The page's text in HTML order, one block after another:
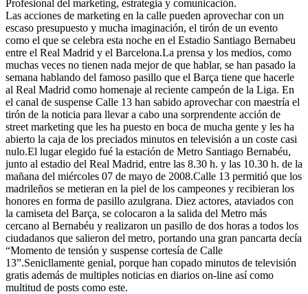
Profesional del marketing, estrategia y comunicación.
Las acciones de marketing en la calle pueden aprovechar con un
escaso presupuesto y mucha imaginación, el tirón de un evento
como el que se celebra esta noche en el Estadio Santiago Bernabeu
entre el Real Madrid y el Barcelona.La prensa y los medios, como
muchas veces no tienen nada mejor de que hablar, se han pasado la
semana hablando del famoso pasillo que el Barça tiene que hacerle
al Real Madrid como homenaje al reciente campeón de la Liga. En
el canal de suspense Calle 13 han sabido aprovechar con maestría el
tirón de la noticia para llevar a cabo una sorprendente acción de
street marketing que les ha puesto en boca de mucha gente y les ha
abierto la caja de los preciados minutos en televisión a un coste casi
nulo.El lugar elegido fué la estación de Metro Santiago Bernabéu,
junto al estadio del Real Madrid, entre las 8.30 h. y las 10.30 h. de la
mañana del miércoles 07 de mayo de 2008.Calle 13 permitió que los
madrileños se metieran en la piel de los campeones y recibieran los
honores en forma de pasillo azulgrana. Diez actores, ataviados con
la camiseta del Barça, se colocaron a la salida del Metro más
cercano al Bernabéu y realizaron un pasillo de dos horas a todos los
ciudadanos que salieron del metro, portando una gran pancarta decía
“Momento de tensión y suspense cortesía de Calle
13”.Senicllamente genial, porque han copado minutos de televisión
gratis además de multiples noticias en diarios on-line así como
multitud de posts como este.